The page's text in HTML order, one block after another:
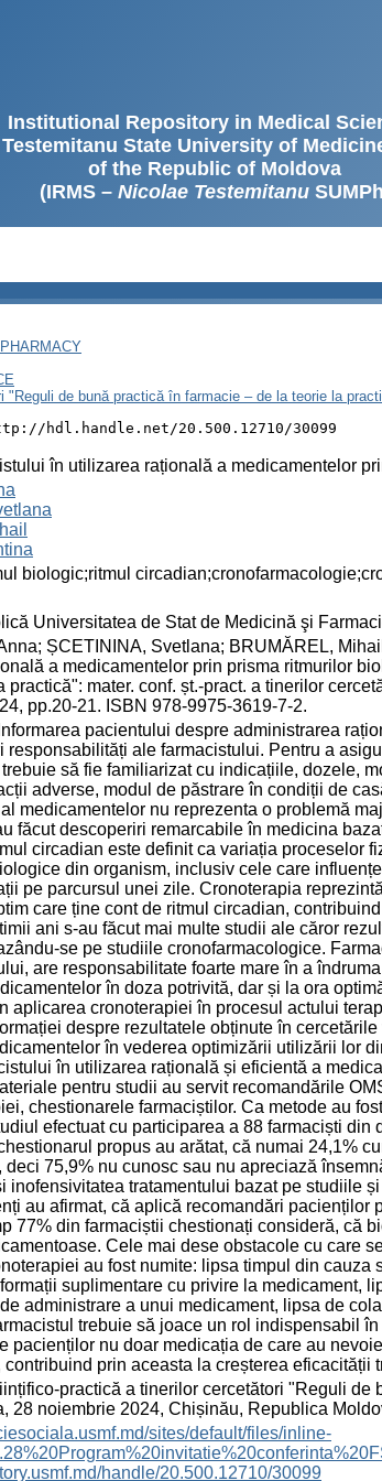
Institutional Repository in Medical
State University of
of the Republic of Moldova
(IRMS – Nicolae Testemitanu
de bună practică în farmacie – de la teorie la
hdl.handle.net/20.500.12710/30099
în utilizarea rațională a medicamentelor
biologic;ritmul
Universitatea de Stat de Medicină şi
ȘCETININA, Svetlana; BRUMĂREL,
a medicamentelor prin prisma ritmurilor
practică": mater. conf. șt.-pract. a tinerilor
pp.20-21. ISBN 978-9975-3619-7-2.
pacientului despre administrarea
responsabilități ale farmacistului. Pentru a
să fie familiarizat cu indicațiile, dozele,
adverse, modul de păstrare în condiții de
medicamentelor nu reprezenta o problemă
făcut descoperiri remarcabile în medicina
circadian este definit ca variația proceselor
din organism, inclusiv cele care
pe parcursul unei zile. Cronoterapia
care ține cont de ritmul circadian,
ani s-au făcut mai multe studii ale căror
se pe studiile cronofarmacologice.
are responsabilitate foarte mare în a
în doza potrivită, dar și la ora
aplicarea cronoterapiei în procesul actului
despre rezultatele obținute în
în vederea optimizării utilizării lor
în utilizarea rațională și eficientă a
pentru studii au servit recomandările
chestionarele farmaciștilor. Ca metode au
efectuat cu participarea a 88 farmaciști
propus au arătat, că numai 24,1%
deci 75,9% nu cunosc sau nu apreciază
inofensivitatea tratamentului bazat pe studiile
au afirmat, că aplică recomandări
77% din farmaciștii chestionați consideră, că
Cele mai dese obstacole cu care
au fost numite: lipsa timpul din
suplimentare cu privire la medicament,
administrare a unui medicament, lipsa de
trebuie să joace un rol indispensabil
pacienților nu doar medicația de care au
contribuind prin aceasta la creșterea
practică a tinerilor cercetători "Reguli de
28 noiembrie 2024, Chișinău, Republica
sites/default/files/inline-
handle/20.500.12710/30099